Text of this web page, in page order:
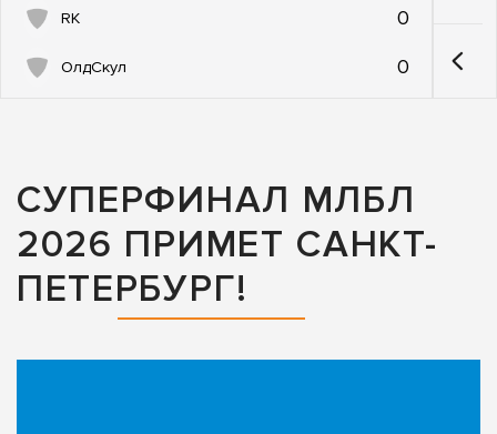
RK 0
ОлдСкул 0
СУПЕРФИНАЛ МЛБЛ
2026 ПРИМЕТ САНКТ-
ПЕТЕРБУРГ!